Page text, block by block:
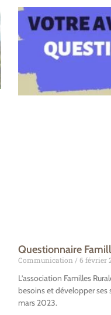
Questionnaire
Communication 6 février
L’association Familles
besoins et développer ses
mars 2023.